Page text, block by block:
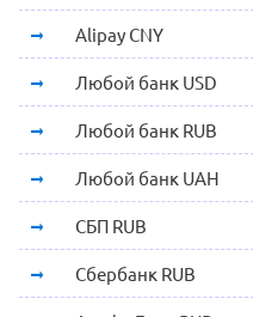
Alipay CNY
Любой банк USD
Любой банк RUB
Любой банк UAH
СБП RUB
Сбербанк RUB